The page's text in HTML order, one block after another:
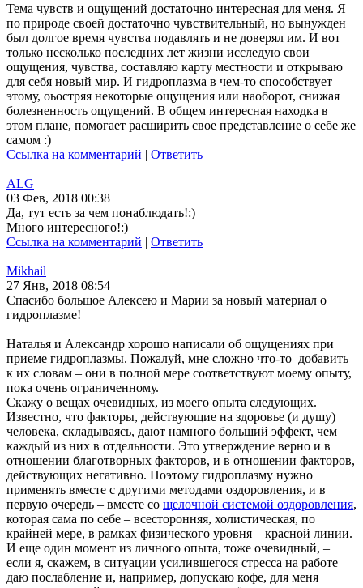
Тема чувств и ощущений достаточно интересная для меня. Я
по природе своей достаточно чувствительный, но вынужден
был долгое время чувства подавлять и не доверял им. И вот
только несколько последних лет жизни исследую свои
ощущения, чувства, составляю карту местности и открываю
для себя новый мир. И гидроплазма в чем-то способствует
этому, оьостряя некоторые ощущения или наоборот, снижая
болезненность ощущений. В общем интересная находка в
этом плане, помогает расширить свое представление о себе же
самом :)
Ссылка на комментарий | Ответить
ALG
03 Фев, 2018 00:38
Да, тут есть за чем понаблюдать!:)
Много интересного!:)
Ссылка на комментарий | Ответить
Mikhail
27 Янв, 2018 08:54
Спасибо большое Алексею и Марии за новый материал о
гидроплазме!
Наталья и Александр хорошо написали об ощущениях при
приеме гидроплазмы. Пожалуй, мне сложно что-то добавить
к их словам – они в полной мере соответствуют моему опыту,
пока очень ограниченному.
Скажу о вещах очевидных, из моего опыта следующих.
Известно, что факторы, действующие на здоровье (и душу)
человека, складываясь, дают намного больший эффект, чем
каждый из них в отдельности. Это утверждение верно и в
отношении благотворных факторов, и в отношении факторов,
действующих негативно. Поэтому гидроплазму нужно
применять вместе с другими методами оздоровления, и в
первую очередь – вместе со щелочной системой оздоровления,
которая сама по себе – всесторонняя, холистическая, по
крайней мере, в рамках физического уровня – красной линии.
И еще один момент из личного опыта, тоже очевидный, –
если я, скажем, в ситуации усилившегося стресса на работе
даю послабление и, например, допускаю кофе, для меня